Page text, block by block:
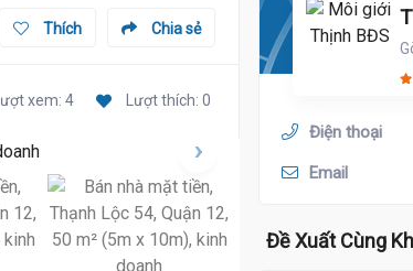
Chia sẻ
Thích
Lượt xem: 4 Lượt thích: 0
Điện thoại
Email
Đề Xuất Cùng